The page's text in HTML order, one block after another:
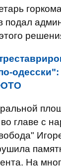
главе с
На